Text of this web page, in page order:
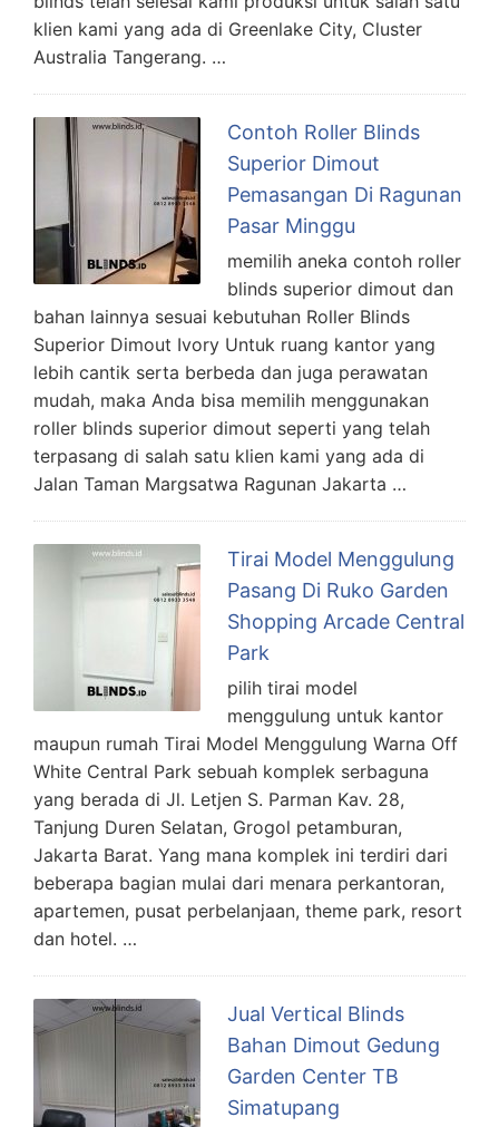
klien kami yang ada di Greenlake City, Cluster
Australia Tangerang. …
Contoh Roller Blinds
Superior Dimout
Pemasangan Di Ragunan
Pasar Minggu
memilih aneka contoh roller
blinds superior dimout dan
bahan lainnya sesuai kebutuhan Roller Blinds
Superior Dimout Ivory Untuk ruang kantor yang
lebih cantik serta berbeda dan juga perawatan
mudah, maka Anda bisa memilih menggunakan
roller blinds superior dimout seperti yang telah
terpasang di salah satu klien kami yang ada di
Jalan Taman Margsatwa Ragunan Jakarta …
Tirai Model Menggulung
Pasang Di Ruko Garden
Shopping Arcade Central
Park
pilih tirai model
menggulung untuk kantor
maupun rumah Tirai Model Menggulung Warna Off
White Central Park sebuah komplek serbaguna
yang berada di Jl. Letjen S. Parman Kav. 28,
Tanjung Duren Selatan, Grogol petamburan,
Jakarta Barat. Yang mana komplek ini terdiri dari
beberapa bagian mulai dari menara perkantoran,
apartemen, pusat perbelanjaan, theme park, resort
dan hotel. …
Jual Vertical Blinds
Bahan Dimout Gedung
Garden Center TB
Simatupang